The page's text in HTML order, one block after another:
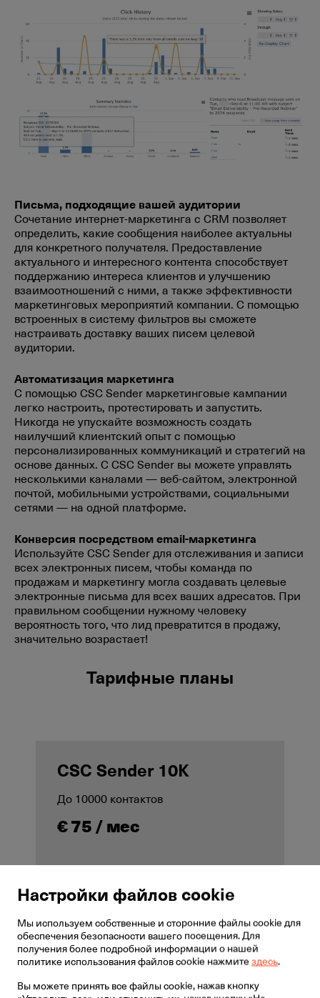
Письма, подходящие вашей аудитории
Сочетание интернет-маркетинга с CRM позволяет
определить, какие сообщения наиболее актуальны
для конкретного получателя. Предоставление
актуального и интересного контента способствует
поддержанию интереса клиентов и улучшению
взаимоотношений с ними, а также эффективности
маркетинговых мероприятий компании. С помощью
встроенных в систему фильтров вы сможете
настраивать доставку ваших писем целевой
аудитории.
Автоматизация маркетинга
С помощью CSC Sender маркетинговые кампании
легко настроить, протестировать и запустить.
Никогда не упускайте возможность создать
наилучший клиентский опыт с помощью
персонализированных коммуникаций и стратегий на
основе данных. С CSC Sender вы можете управлять
несколькими каналами — веб-сайтом, электронной
почтой, мобильными устройствами, социальными
сетями — на одной платформе.
Конверсия посредством email-маркетинга
Используйте CSC Sender для отслеживания и записи
всех электронных писем, чтобы команда по
продажам и маркетингу могла создавать целевые
электронные письма для всех ваших адресатов. При
правильном сообщении нужному человеку
вероятность того, что лид превратится в продажу,
значительно возрастает!
Тарифные планы
CSC Sender 10K
До 10000 контактов
€ 75 / мес
Отправить запрос
Настройки файлов cookie
Мы используем собственные и сторонние файлы cookie для
обеспечения безопасности вашего посещения. Для
получения более подробной информации о нашей
политике использования файлов cookie нажмитездесь.
Вы можете принять все файлы cookie, нажав кнопку